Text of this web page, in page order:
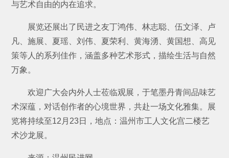
与艺术自由的内在追求。
展览还展出了民进之友丁鸿伟、林志聪、伍文泽、卢
凡、施展、夏瑶、刘伟、夏荣利、黄海湧、黄国想、高见
策等人的系列佳作，涵盖多种艺术形式，描绘生活与自然
万象。
欢迎广大会内外人士莅临观展，于笔墨丹青间品味艺
术深蕴，对话创作者的心境世界，共赴一场文化雅集。展
览将持续至12月23日，地点：温州市工人文化宫二楼艺
术沙龙展。